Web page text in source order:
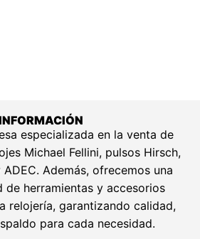
especializada en la venta de
Michael Fellini, pulsos Hirsch,
Además, ofrecemos una
de herramientas y accesorios
relojería, garantizando calidad,
para cada necesidad.